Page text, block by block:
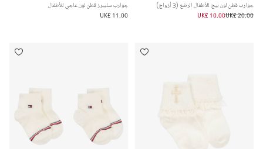
جوارب قطن لون بيج للأطفال الرضع (3 أزواج)
UK£ 20.00
UK£ 10.00
جوارب سليبرز قطن لون عاجي للأطفال
UK£ 11.00